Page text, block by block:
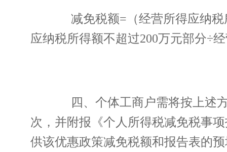
减免税额=（经营所得应纳税
应纳税所得额不超过200万元部分÷
四、个体工商户需将按上述方
次，并附报《个人所得税减免税事
供该优惠政策减免税额和报告表的